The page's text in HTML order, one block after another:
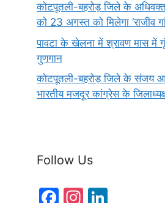
कोटपूतली-बहरोड़ जिले के
को 23 अगस्त को मिलेगा ‘राजीव
पावटा के खेलना में श्रावण मास में
गुणगान
कोटपूतली-बहरोड़ जिले के संजय
भारतीय मजदूर कांग्रेस के
Follow Us
F In